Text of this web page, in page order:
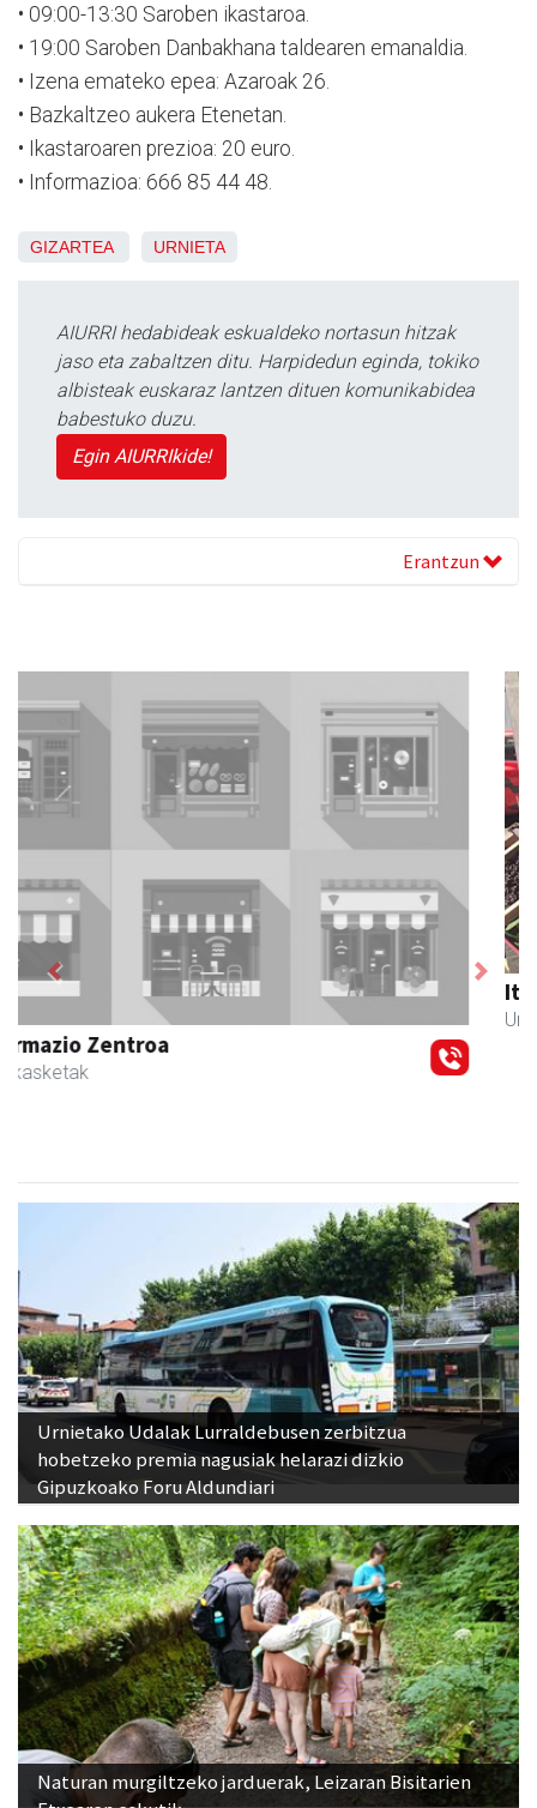
• 09:00-13:30 Saroben ikastaroa.
• 19:00 Saroben Danbakhana taldearen emanaldia.
• Izena emateko epea: Azaroak 26.
• Bazkaltzeo aukera Etenetan.
• Ikastaroaren prezioa: 20 euro.
• Informazioa: 666 85 44 48.
GIZARTEA URNIETA
AIURRI hedabideak eskualdeko nortasun hitzak
jaso eta zabaltzen ditu. Harpidedun eginda, tokiko
albisteak euskaraz lantzen dituen komunikabidea
babestuko duzu.
Egin AIURRIkide!
Erantzun
Itxaspe
Urnieta - Frutategiak
Previous Next
Urnietako Udalak Lurraldebusen zerbitzua
hobetzeko premia nagusiak helarazi dizkio
Gipuzkoako Foru Aldundiari
Naturan murgiltzeko jarduerak, Leizaran Bisitarien
Etxearen eskutik